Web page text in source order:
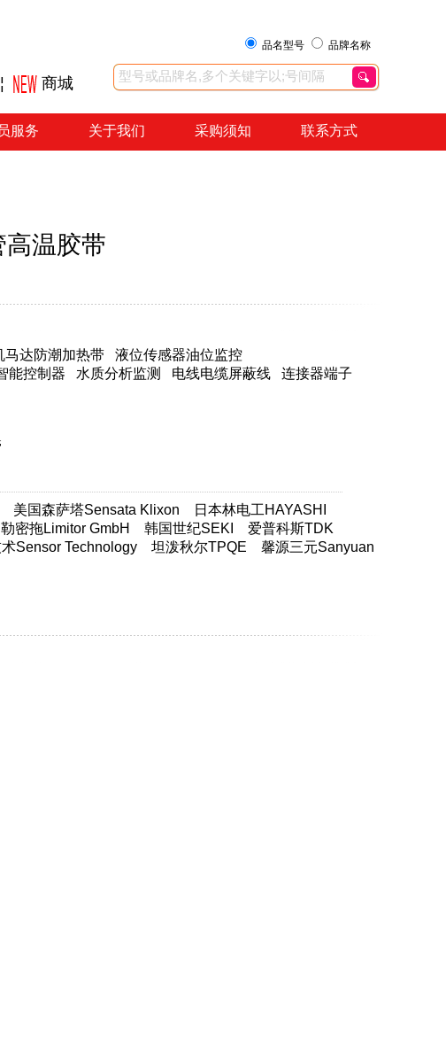
商城
品名型号 品牌名称
服务 关于我们 采购须知 联系方式
温胶带
马达防潮加热带
液位传感器油位监控
能控制器 水质分析监测 电线电缆屏蔽线
连接器端子
美国森萨塔Sensata Klixon
日本林电工HAYASHI
密拖Limitor GmbH 韩国世纪SEKI
爱普科斯TDK
Sensor Technology 坦泼秋尔TPQE
馨源三元Sanyuan